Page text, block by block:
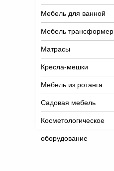
Мебель для ванной
Мебель трансформер
Матрасы
Кресла-мешки
Мебель из ротанга
Садовая мебель
Косметологическое
оборудование